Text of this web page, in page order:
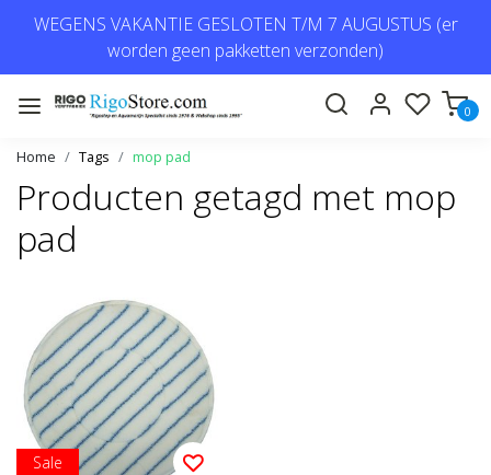
WEGENS VAKANTIE GESLOTEN T/M 7 AUGUSTUS (er
worden geen pakketten verzonden)
0
Home Tags mop pad
Producten getagd met mop
pad
Sale